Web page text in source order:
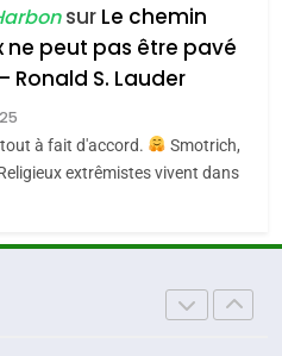
selon le
d’ADL contre
ISRAÉL
DIGNE ET RÉSILIENTE :
JE REVENDIQUE
NOUS MANQUE –
sur Le chemin
ne peut pas être pavé
Ronald S. Lauder
à fait d'accord.
Smotrich,
extrêmistes vivent dans
consacrés produits
MAROC
– Vanessa De
Stauber
ISRAÉL
génocide, je dis
La nouvelle
de Boy George